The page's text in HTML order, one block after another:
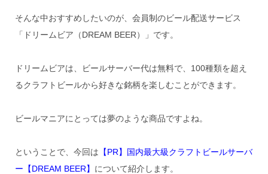
そんな中おすすめしたいのが、会員制のビール配送サービス
「ドリームビア（DREAM BEER）」です。
ドリームビアは、ビールサーバー代は無料で、100種類を超え
るクラフトビールから好きな銘柄を楽しむことができます。
ビールマニアにとっては夢のような商品ですよね。
ということで、今回は 【PR】国内最大級クラフトビールサーバ
ー【DREAM BEER】 について紹介します。